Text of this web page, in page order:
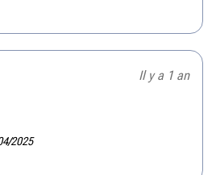
Il y a 1 an
2025